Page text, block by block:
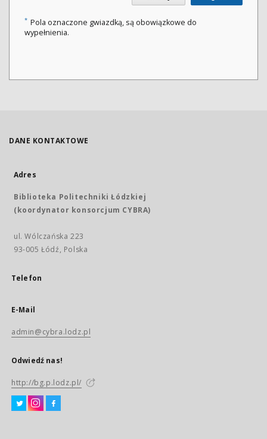
* Pola oznaczone gwiazdką, są obowiązkowe do
wypełnienia.
DANE KONTAKTOWE
Adres
Biblioteka Politechniki Łódzkiej
(koordynator konsorcjum CYBRA)
ul. Wólczańska 223
93-005 Łódź, Polska
Telefon
E-Mail
admin@cybra.lodz.pl
Odwiedź nas!
http://bg.p.lodz.pl/